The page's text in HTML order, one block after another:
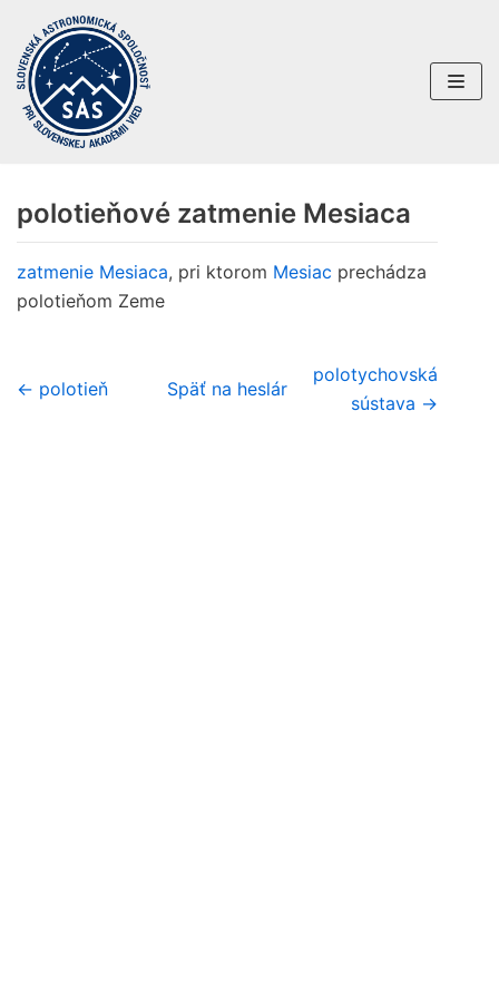
Preskočiť
na
obsah
polotieňové zatmenie Mesiaca
zatmenie Mesiaca, pri ktorom Mesiac prechádza
polotieňom Zeme
← polotieň Späť na heslár
polotychovská
sústava →